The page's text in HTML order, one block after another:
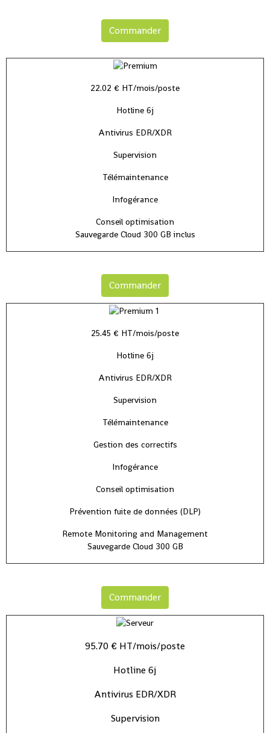
Commander
22.02 € HT/mois/poste
Hotline 6j
Antivirus EDR/XDR
Supervision
Télémaintenance
Infogérance
Conseil optimisation
Sauvegarde Cloud 300 GB inclus
Commander
25.45 € HT/mois/poste
Hotline 6j
Antivirus EDR/XDR
Supervision
Télémaintenance
Gestion des correctifs
Infogérance
Conseil optimisation
Prévention fuite de données (DLP)
Remote Monitoring and Management
Sauvegarde Cloud 300 GB
Commander
95.70 € HT/mois/poste
Hotline 6j
Antivirus EDR/XDR
Supervision